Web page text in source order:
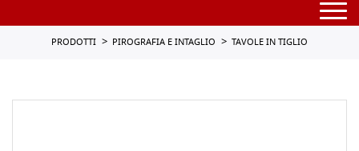
PRODOTTI PIROGRAFIA E INTAGLIO TAVOLE IN TIGLIO